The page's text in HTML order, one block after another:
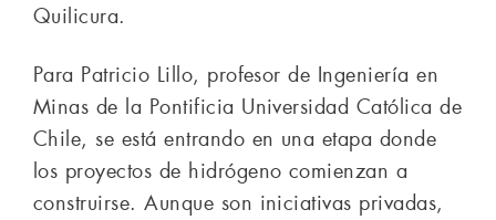
Quilicura.
Para Patricio Lillo, profesor de Ingeniería en
Minas de la Pontificia Universidad Católica de
Chile, se está entrando en una etapa donde
los proyectos de hidrógeno comienzan a
construirse. Aunque son iniciativas privadas,